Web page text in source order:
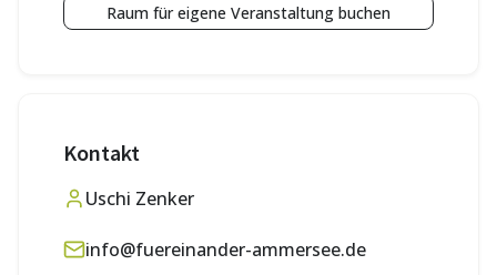
Raum für eigene Veranstaltung buchen
Kontakt
Uschi Zenker
info@fuereinander-ammersee.de